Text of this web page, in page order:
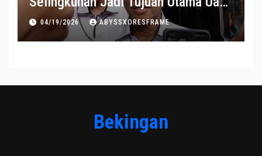
Korupsi
04/19/2026 ABYSSXORESFRAME
Bekingan